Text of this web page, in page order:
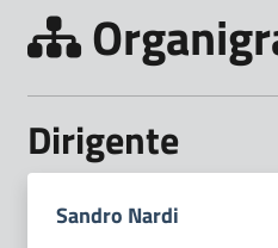
Dirigente
Sandro Nardi